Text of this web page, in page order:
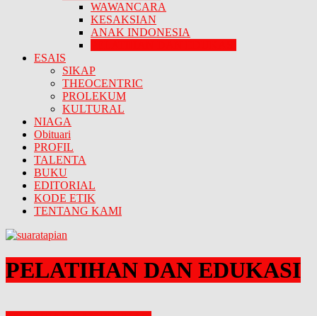
WAWANCARA
KESAKSIAN
ANAK INDONESIA
ESAIS
SIKAP
THEOCENTRIC
PROLEKUM
KULTURAL
NIAGA
Obituari
PROFIL
TALENTA
BUKU
EDITORIAL
KODE ETIK
TENTANG KAMI
PELATIHAN DAN EDUKASI